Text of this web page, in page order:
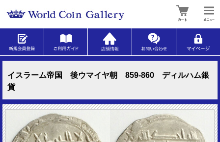
イスラーム帝国 後ウマイヤ朝 859-860 ディルハム銀
貨